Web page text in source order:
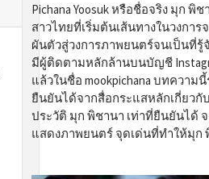
Pichana Yoosuk หรือชื่อจริง มุก พิ
สาวไทยที่เริ่มต้นเส้นทางในวงกา
ผันตัวสู่วงการภาพยนตร์จนเป็นที่รู้
มีผู้ติดตามหลักล้านบนบัญชี
แล้วในชื่อ mookpichana บทความ
ยืนยันได้จากสื่อกระแสหลักเกี่ยวกั
ประวัติ มุก พิชานา เท่าที่ยืนยันได้
แสดงภาพยนตร์ จุดเด่นที่ทำให้มุก